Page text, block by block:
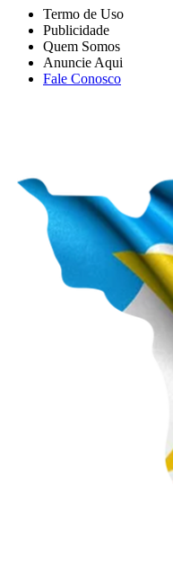
Termo de Uso
Publicidade
Quem Somos
Anuncie Aqui
Fale Conosco